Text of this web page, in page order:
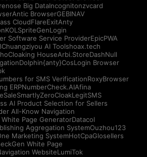
Big DataIncognitonzvcard
Antic BrowserGEBINAV
CloudFlareExitAnty
KOLSpriteGenLogin
Software Service ProviderEpicPWA
Chuangziyou AI Toolshoax.tech
Cloaking HouseArbi.StoreDashNull
Dolphin{anty}CosLogin Browser
for SMS VerificationRoxyBrowser
ERPNumberCheck.AIAfina
SaleSmartlyZeroCloakLegitSMS
AI Product Selection for Sellers
All-Know Navigation
Page GeneratorDatacol
Aggregation SystemOuzhou123
Marketing SystemHotCpaGlosellers
Gen White Page
WebsiteLumiTok